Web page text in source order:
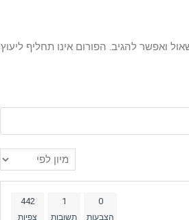
ואפשר להגיב. הפורום אינו תחליף ליעוץ
442
צפיות
1
תשובות
0
הצבעות